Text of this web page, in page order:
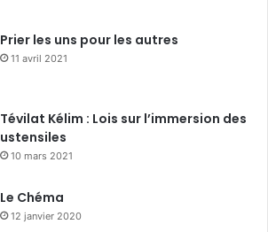
Prier les uns pour les autres
11 avril 2021
Tévilat Kélim : Lois sur l’immersion des
ustensiles
10 mars 2021
Le Chéma
12 janvier 2020